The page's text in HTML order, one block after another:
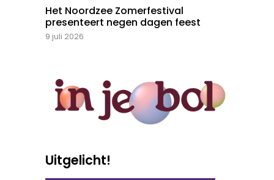
Het Noordzee Zomerfestival
presenteert negen dagen feest
9 juli 2026
Uitgelicht!